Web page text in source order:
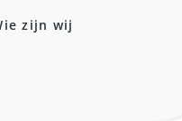
zijn wij